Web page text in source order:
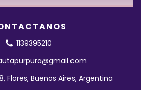
1139395210
Flores, Buenos Aires, Argentina